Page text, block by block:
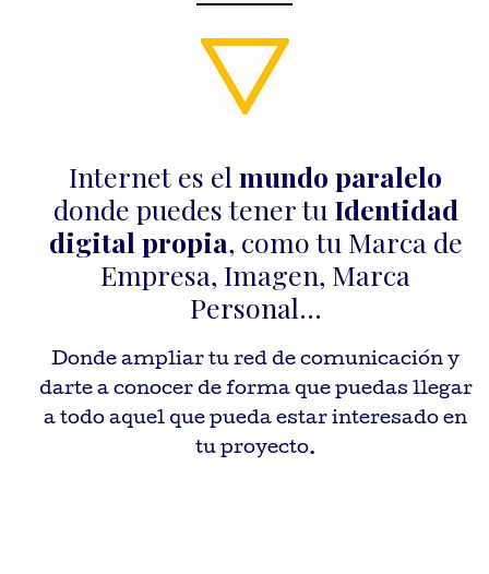
Internet es el mundo paralelo
donde puedes tener tu Identidad
digital propia, como tu Marca de
Empresa, Imagen, Marca
Personal...
Donde ampliar tu red de comunicación y
darte a conocer de forma que puedas llegar
a todo aquel que pueda estar interesado en
tu proyecto.